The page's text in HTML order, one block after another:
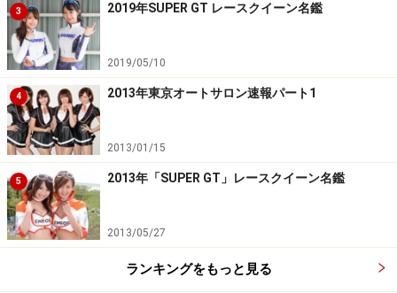
3 2019年SUPER GT レースクイーン名鑑
2019/05/10
4 2013年東京オートサロン速報パート1
2013/01/15
5 2013年「SUPER GT」レースクイーン名鑑
2013/05/27
ランキングをもっと見る